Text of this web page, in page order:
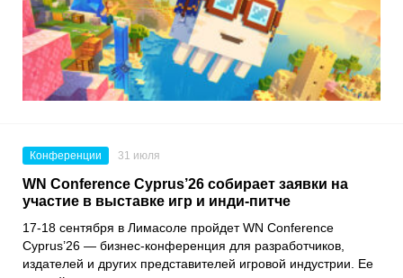
Конференции 31 июля
WN Conference Cyprus’26 собирает заявки на
участие в выставке игр и инди-питче
17-18 сентября в Лимасоле пройдет WN Conference
Cyprus’26 — бизнес-конференция для разработчиков,
издателей и других представителей игровой индустрии. Ее